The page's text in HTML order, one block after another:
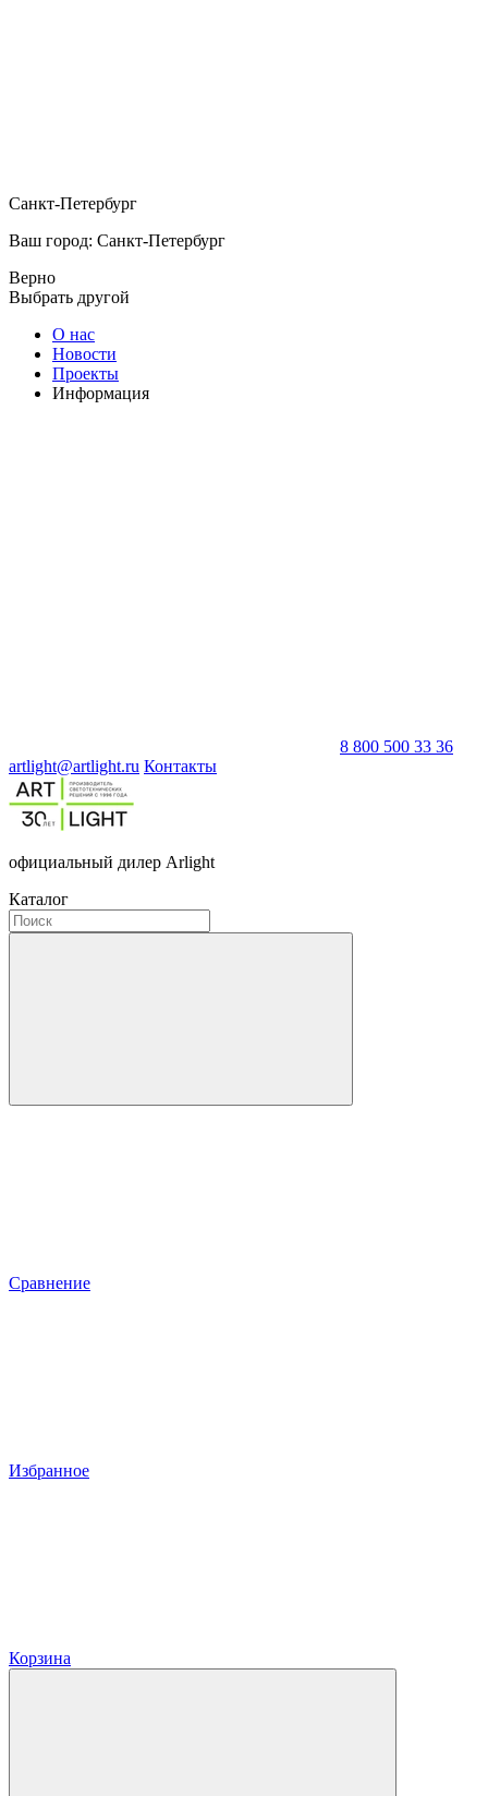
Санкт-Петербург
Ваш город: Санкт-Петербург
Верно
Выбрать другой
О нас
Новости
Проекты
Информация
8 800 500 33 36
artlight@artlight.ru Контакты
официальный дилер Arlight
Каталог
Сравнение
Избранное
Корзина